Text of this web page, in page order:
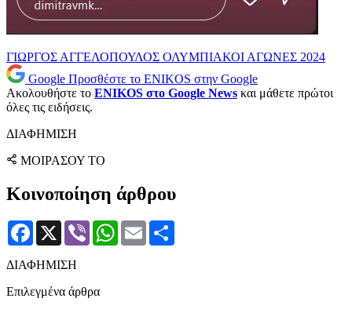
ΓΙΩΡΓΟΣ ΑΓΓΕΛΟΠΟΥΛΟΣ ΟΛΥΜΠΙΑΚΟΙ ΑΓΩΝΕΣ 2024
Google Προσθέστε το ENIKOS στην Google
Ακολουθήστε το ENIKOS στο Google News και μάθετε πρώτοι
όλες τις ειδήσεις.
ΔΙΑΦΗΜΙΣΗ
ΜΟΙΡΑΣΟΥ ΤΟ
Κοινοποίηση άρθρου
Facebook
X Viber WhatsApp
Email
ΔΙΑΦΗΜΙΣΗ
Επιλεγμένα άρθρα